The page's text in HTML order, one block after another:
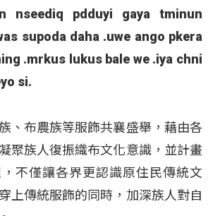
nseediq pdduyi gaya tminun
supoda daha .uwe ango pkera
.mrkus lukus bale we .iya chni
si.
、布農族等服飾共襄盛舉，藉由各
聚族人復振織布文化意識，並計畫
不僅讓各界更認識原住民傳統文
上傳統服飾的同時，加深族人對自